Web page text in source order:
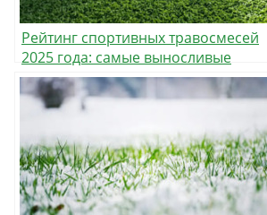
Рейтинг спортивных травосмесей
2025 года: самые выносливые
газоны